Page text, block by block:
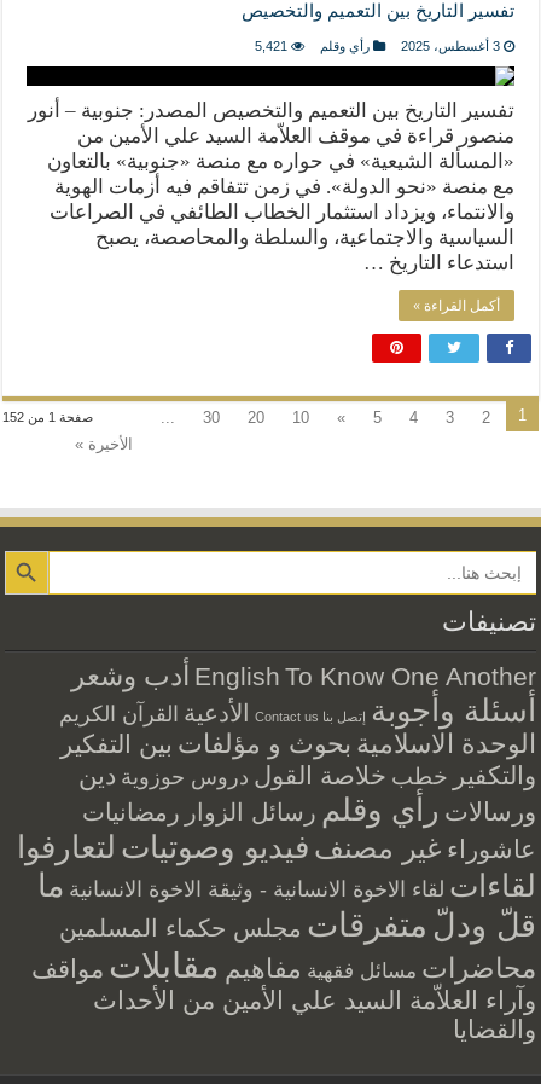
تفسير التاريخ بين التعميم والتخصيص
3 أغسطس، 2025 رأي وقلم 5,421
تفسير التاريخ بين التعميم والتخصيص المصدر: جنوبية – أنور
منصور قراءة في موقف العلاّمة السيد علي الأمين من
«المسألة الشيعية» في حواره مع منصة «جنوبية» بالتعاون
مع منصة «نحو الدولة». في زمن تتفاقم فيه أزمات الهوية
والانتماء، ويزداد استثمار الخطاب الطائفي في الصراعات
السياسية والاجتماعية، والسلطة والمحاصصة، يصبح
استدعاء التاريخ …
أكمل القراءة »
صفحة 1 من 152 1
2
3
4
5
»
10
20
30
...
الأخيرة »
Search Button
تصنيفات
English To Know One Another أدب وشعر
أسئلة وأجوبة إتصل بنا Contact us الأدعية القرآن الكريم
الوحدة الاسلامية بحوث و مؤلفات بين التفكير
والتكفير خطب خلاصة القول دروس حوزوية دين
ورسالات رأي وقلم رسائل الزوار رمضانيات
عاشوراء غير مصنف فيديو وصوتيات لتعارفوا
لقاءات لقاء الاخوة الانسانية - وثيقة الاخوة الانسانية ما
قلّ ودلّ متفرقات مجلس حكماء المسلمين
محاضرات مسائل فقهية مفاهيم مقابلات مواقف
وآراء العلاّمة السيد علي الأمين من الأحداث
والقضايا